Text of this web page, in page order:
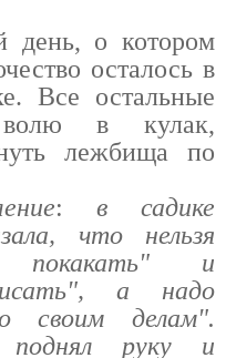
день, о котором
осталось в
Все остальные
волю в кулак,
лежбища по
: в садике
что нельзя
покакать" и
а надо
своим делам".
поднял руку и